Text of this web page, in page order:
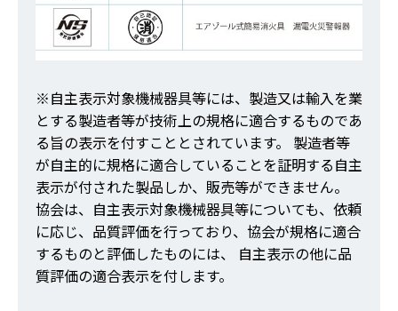
※自主表示対象機械器具等には、製造又は輸入を業
とする製造者等が技術上の規格に適合するものであ
る旨の表示を付すこととされています。 製造者等
が自主的に規格に適合していることを証明する自主
表示が付された製品しか、販売等ができません。
協会は、自主表示対象機械器具等についても、依頼
に応じ、品質評価を行っており、協会が規格に適合
するものと評価したものには、 自主表示の他に品
質評価の適合表示を付します。